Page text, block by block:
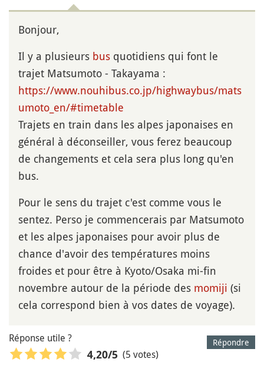
Bonjour,
Il y a plusieurs bus quotidiens qui font le
trajet Matsumoto - Takayama :
https://www.nouhibus.co.jp/highwaybus/mats
umoto_en/#timetable
Trajets en train dans les alpes japonaises en
général à déconseiller, vous ferez beaucoup
de changements et cela sera plus long qu'en
bus.
Pour le sens du trajet c'est comme vous le
sentez. Perso je commencerais par Matsumoto
et les alpes japonaises pour avoir plus de
chance d'avoir des températures moins
froides et pour être à Kyoto/Osaka mi-fin
novembre autour de la période des momiji (si
cela correspond bien à vos dates de voyage).
Répondre
Réponse utile ?
4,20/5 (5 votes)